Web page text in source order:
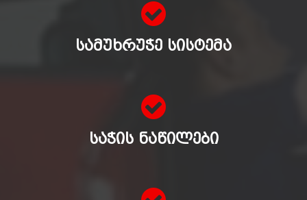
ᲡᲐᲛᲣᲮᲠᲣᲭᲔ ᲡᲘᲡᲢᲔᲛᲐ
ᲡᲐᲭᲘᲡ ᲜᲐᲬᲘᲚᲔᲑᲘ